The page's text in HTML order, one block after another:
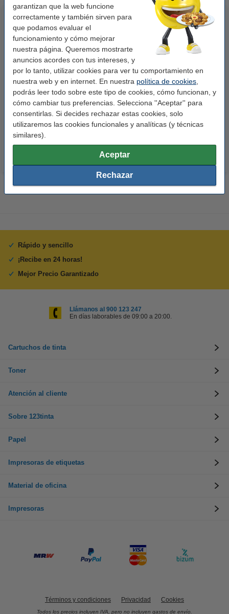
garantizan que la web funcione
correctamente y también sirven para
que podamos evaluar el
funcionamiento y cómo mejorar
nuestra página. Queremos mostrarte
anuncios acordes con tus intereses, y
por lo tanto, utilizar cookies para ver tu comportamiento en
nuestra web y en internet. En nuestra política de cookies
podrás leer todo sobre este tipo de cookies, cómo funcionan, y
cómo cambiar tus preferencias. Selecciona ''Aceptar'' para
consentirlas. Si decides rechazar estas cookies, solo
utilizaremos las cookies funcionales y analíticas (y técnicas
similares).
Aceptar
Rechazar
123tinta Papel fotográfico
Premium Glossy brillo alto | 10 x
15 cm | 260g | 100 hojas
10,50 € Incl. 21% IVA
123tinta Pilas Alcalinas Xtreme
Power AA - LR06 - MN1500 - 24
unidades
14,50 € Incl. 21% IVA
Rápido y sencillo
¡Recibe en 24 horas!
Mejor Precio Garantizado
Llámanos al 900 123 247
En días laborables de 09:00 a 20:00.
Cartuchos de tinta
Toner
Atención al cliente
Sobre 123tinta
Papel
Impresoras de etiquetas
Material de oficina
Impresoras
Términos y condiciones Privacidad Cookies
Todos los precios incluyen IVA, pero no incluyen gastos de envío.